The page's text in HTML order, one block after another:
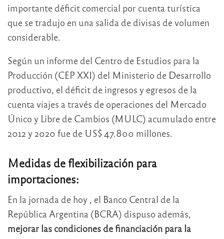
importante déficit comercial por cuenta turística
que se tradujo en una salida de divisas de volumen
considerable.
Según un informe del Centro de Estudios para la
Producción (CEP XXI) del Ministerio de Desarrollo
productivo, el déficit de ingresos y egresos de la
cuenta viajes a través de operaciones del Mercado
Único y Libre de Cambios (MULC) acumulado entre
2012 y 2020 fue de US$ 47.800 millones.
Medidas de flexibilización para
importaciones:
En la jornada de hoy , el Banco Central de la
República Argentina (BCRA) dispuso además,
mejorar las condiciones de financiación para la